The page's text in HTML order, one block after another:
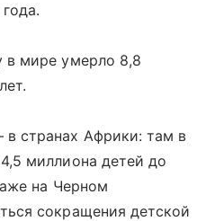
в мире умерло 8,8
странах Африки: там в
миллиона детей до
на Черном
сокращения детской